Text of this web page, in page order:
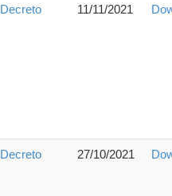
Decreto 11/11/2021
Decreto 27/10/2021